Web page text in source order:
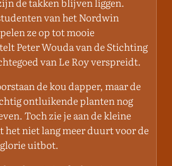
van het Nordwin
ze op tot mooie
Peter Wouda van de Stichting
van Le Roy verspreidt.
de kou dapper, maar de
ontluikende planten nog
Toch zie je aan de kleine
het niet lang meer duurt voor de
uitbot.